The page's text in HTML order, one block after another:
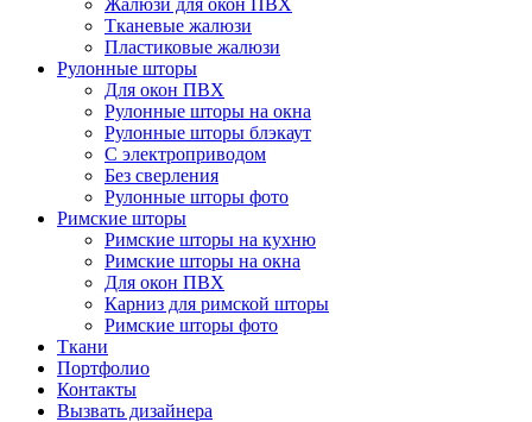
Жалюзи для окон ПВХ
Тканевые жалюзи
Пластиковые жалюзи
Рулонные шторы
Для окон ПВХ
Рулонные шторы на окна
Рулонные шторы блэкаут
С электроприводом
Без сверления
Рулонные шторы фото
Римские шторы
Римские шторы на кухню
Римские шторы на окна
Для окон ПВХ
Карниз для римской шторы
Римские шторы фото
Ткани
Портфолио
Контакты
Вызвать дизайнера